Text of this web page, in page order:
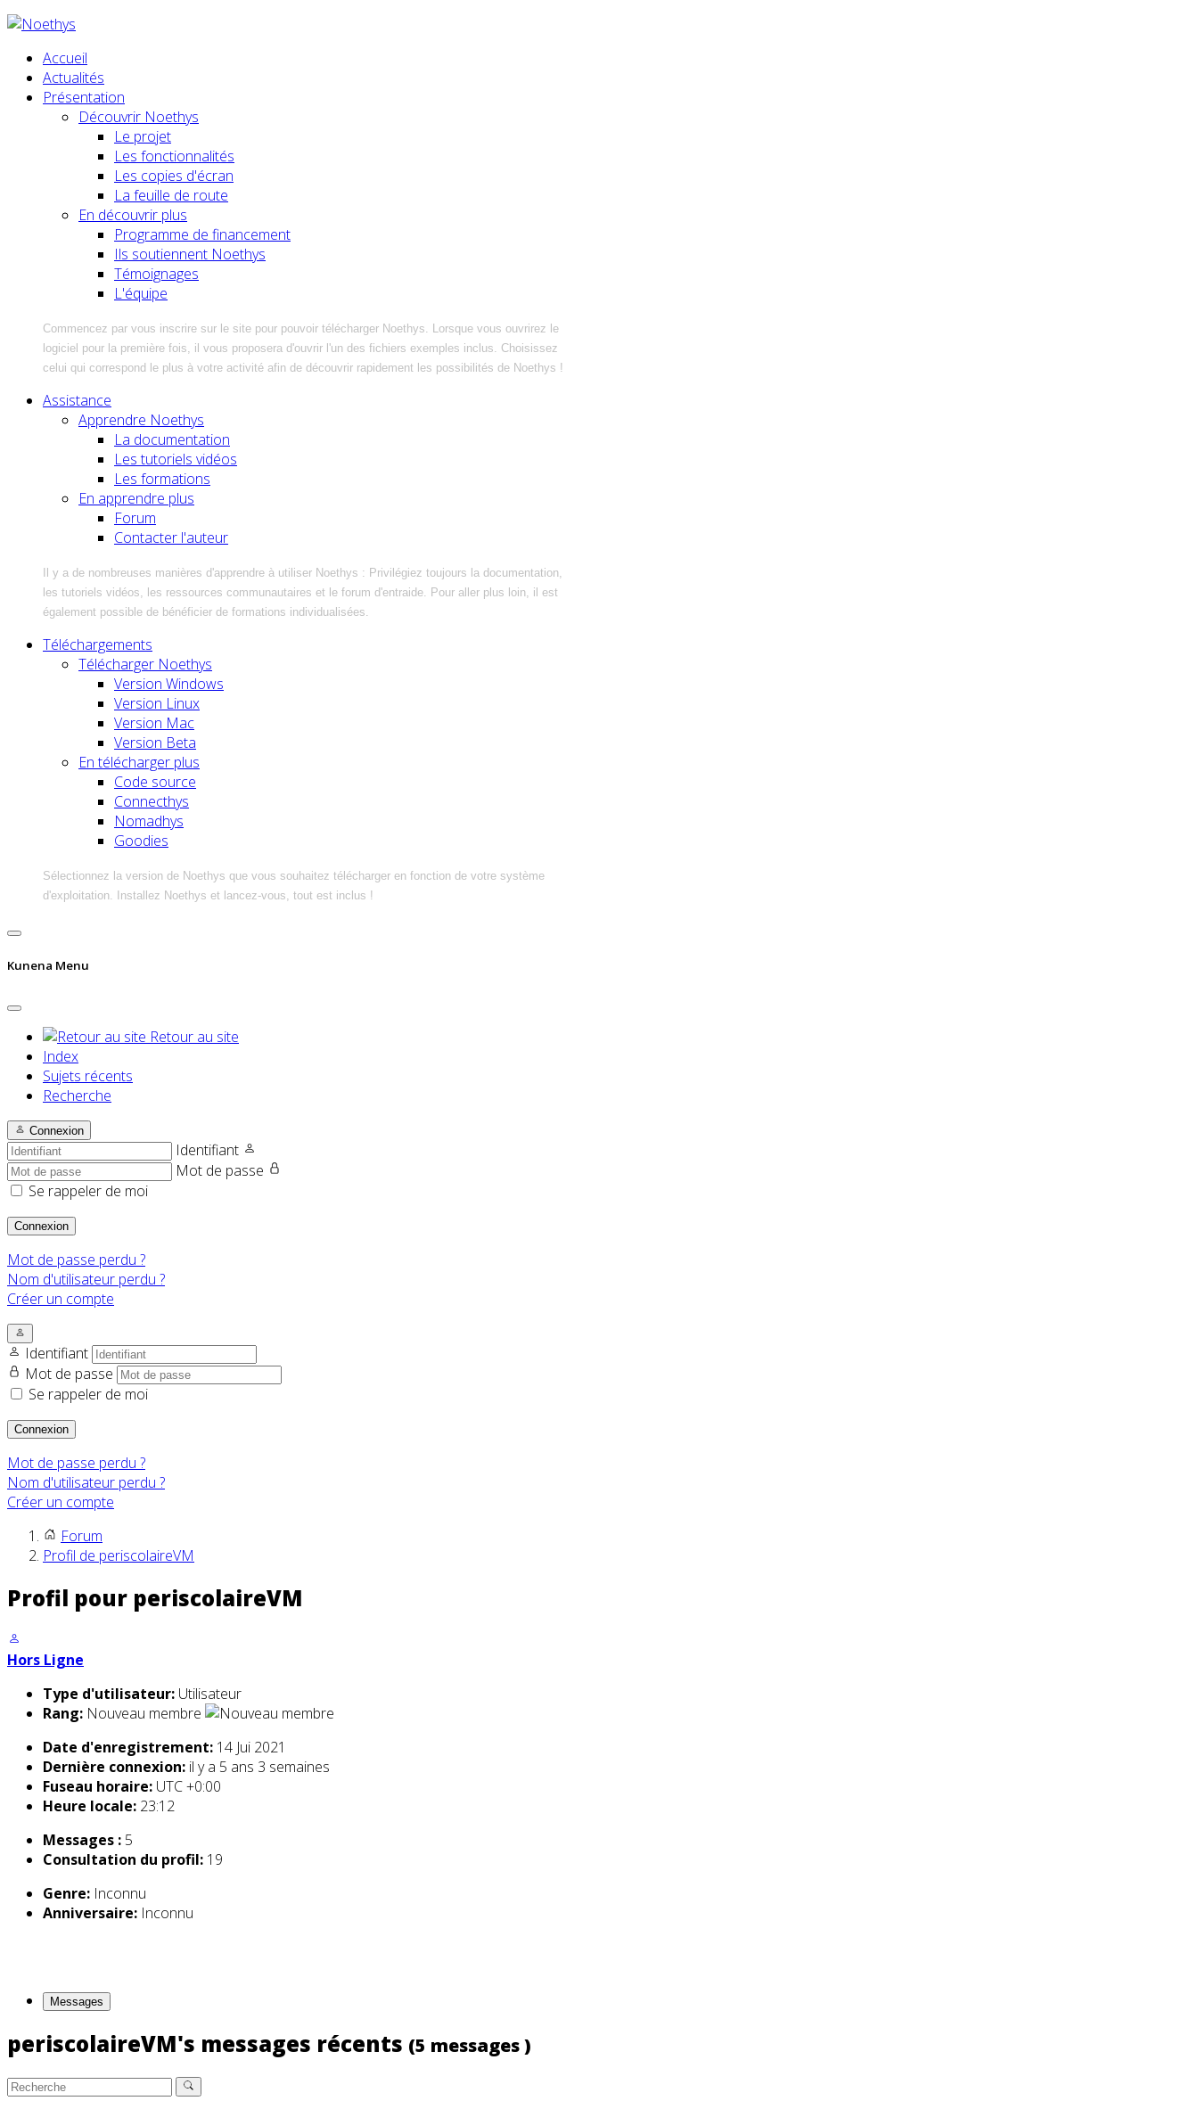
Accueil
Actualités
Présentation
Découvrir Noethys
Le projet
Les fonctionnalités
Les copies d'écran
La feuille de route
En découvrir plus
Programme de financement
Ils soutiennent Noethys
Témoignages
L'équipe
Commencez par vous inscrire sur le site pour pouvoir télécharger Noethys. Lorsque vous ouvrirez le
logiciel pour la première fois, il vous proposera d'ouvrir l'un des fichiers exemples inclus. Choisissez
celui qui correspond le plus à votre activité afin de découvrir rapidement les possibilités de Noethys !
Assistance
Apprendre Noethys
La documentation
Les tutoriels vidéos
Les formations
En apprendre plus
Forum
Contacter l'auteur
Il y a de nombreuses manières d'apprendre à utiliser Noethys : Privilégiez toujours la documentation,
les tutoriels vidéos, les ressources communautaires et le forum d'entraide. Pour aller plus loin, il est
également possible de bénéficier de formations individualisées.
Téléchargements
Télécharger Noethys
Version Windows
Version Linux
Version Mac
Version Beta
En télécharger plus
Code source
Connecthys
Nomadhys
Goodies
Sélectionnez la version de Noethys que vous souhaitez télécharger en fonction de votre système
d'exploitation. Installez Noethys et lancez-vous, tout est inclus !
Kunena Menu
Retour au site
Index
Sujets récents
Recherche
Connexion
Identifiant
Mot de passe
Se rappeler de moi
Connexion
Mot de passe perdu ?
Nom d'utilisateur perdu ?
Créer un compte
Identifiant
Mot de passe
Se rappeler de moi
Connexion
Mot de passe perdu ?
Nom d'utilisateur perdu ?
Créer un compte
Forum
Profil de periscolaireVM
Profil pour periscolaireVM
Hors Ligne
Type d'utilisateur: Utilisateur
Rang: Nouveau membre
Date d'enregistrement: 14 Jui 2021
Dernière connexion: il y a 5 ans 3 semaines
Fuseau horaire: UTC +0:00
Heure locale: 23:12
Messages : 5
Consultation du profil: 19
Genre: Inconnu
Anniversaire: Inconnu
Messages
periscolaireVM's messages récents (5 messages )